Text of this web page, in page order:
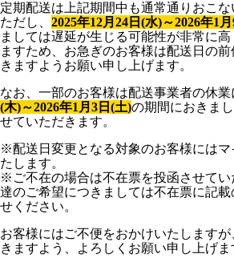
定期配送は上記期間中も通常通りおこな
ただし、 2025年12月24日(水)～2026年1
ましては遅延が生じる可能性が非常に高
ますため、お急ぎのお客様は配送日の
きますようお願い申し上げます。
なお、一部のお客様は配送事業者の休業
(木)～2026年1月3日(土)の期間におきま
せていただきます。
※配送日変更となる対象のお客様にはマ
たします。
※ご不在の場合は不在票を投函させてい
達のご希望につきましては不在票に記
せください。
お客様にはご不便をおかけいたします
きますよう、よろしくお願い申し上げま